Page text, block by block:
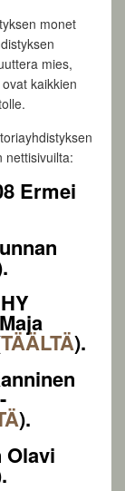
monet
mies,
kaikkien
nettisivuilta:
Ermei
TÄÄLTÄ).
).
Olavi